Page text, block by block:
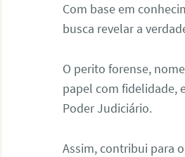
Com base em
busca revelar a
O perito forense,
papel com fidelidade,
Poder Judiciário.
Assim, contribui para